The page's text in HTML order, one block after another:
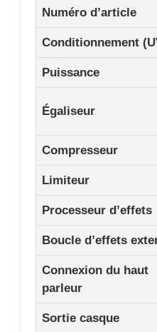
Numéro d’article
Conditionnement
Puissance
Égaliseur
Compresseur
Limiteur
Processeur d’effets
Boucle d’effets
Connexion du haut
parleur
Sortie casque